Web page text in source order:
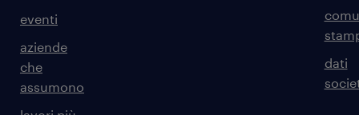
eventi
aziende
che
assumono
dati